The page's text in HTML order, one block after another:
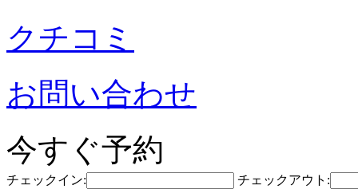
クチコミ
お問い合わせ
今すぐ予約
チェックイン: チェックアウト: